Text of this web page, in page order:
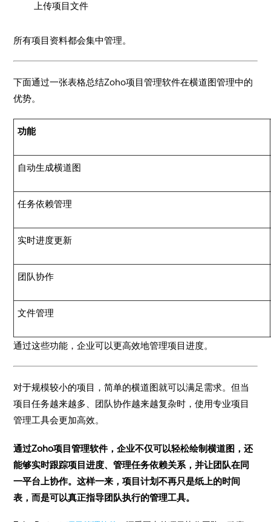
上传项目文件
所有项目资料都会集中管理。
下面通过一张表格总结Zoho项目管理软件在横道图管理中的
优势。
功能
自动生成横道图
任务依赖管理
实时进度更新
团队协作
文件管理
通过这些功能，企业可以更高效地管理项目进度。
对于规模较小的项目，简单的横道图就可以满足需求。但当
项目任务越来越多、团队协作越来越复杂时，使用专业项目
管理工具会更加高效。
通过Zoho项目管理软件，企业不仅可以轻松绘制横道图，还
能够实时跟踪项目进度、管理任务依赖关系，并让团队在同
一平台上协作。这样一来，项目计划不再只是纸上的时间
表，而是可以真正指导团队执行的管理工具。